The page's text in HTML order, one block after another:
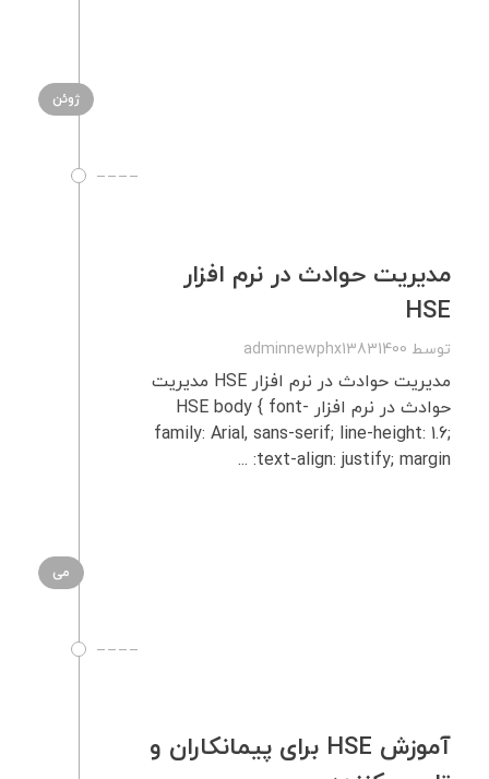
ژوئن
مدیریت حوادث در نرم‌ افزار
HSE
توسط adminnewphx13831400
مدیریت حوادث در نرم‌ افزار HSE مدیریت
حوادث در نرم‌ افزار HSE body { font-
family: Arial, sans-serif; line-height: 1.6;
text-align: justify; margin: ...
می
آموزش HSE برای پیمانکاران و